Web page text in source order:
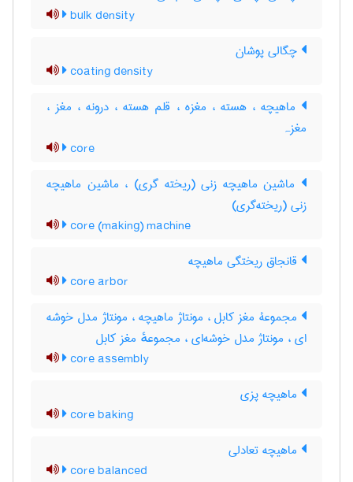
bulk density
چگالی پوشان
coating density
ماهیچه ، هسته ، مغزه ، قلم هسته ، درونه ، مغز ،
مغزہ
core
ماشین ماهیچه زنی (ریخته گری) ، ماشین ماهیچه
زنی (ریخته‌گری)
core (making) machine
قانجاق ریختگی ماهیچه
core arbor
مجموعۀ مغز کابل ، مونتاژ ماهیچه ، مونتاژ مدل خوشه
ای ، مونتاژ مدل خوشه‌ای ، مجموعهٔ مغز کابل
core assembly
ماهیچه پزی
core baking
ماهیچه تعادلی
core balanced